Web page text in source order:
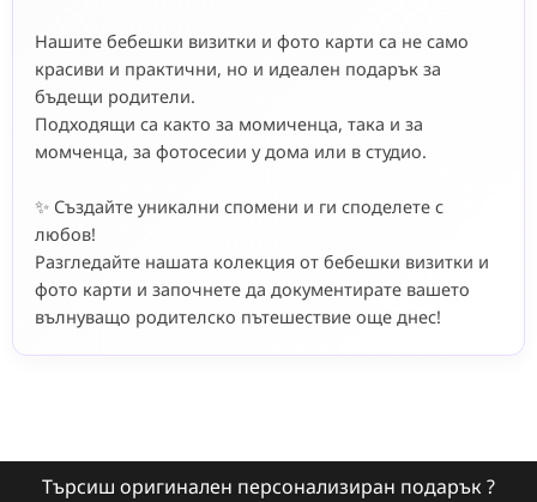
Нашите бебешки визитки и фото карти са не само
красиви и практични, но и идеален подарък за
бъдещи родители.
Подходящи са както за момиченца, така и за
момченца, за фотосесии у дома или в студио.
✨ Създайте уникални спомени и ги споделете с
любов!
Разгледайте нашата колекция от бебешки визитки и
фото карти и започнете да документирате вашето
вълнуващо родителско пътешествие още днес!
Търсиш оригинален персонализиран подарък ?